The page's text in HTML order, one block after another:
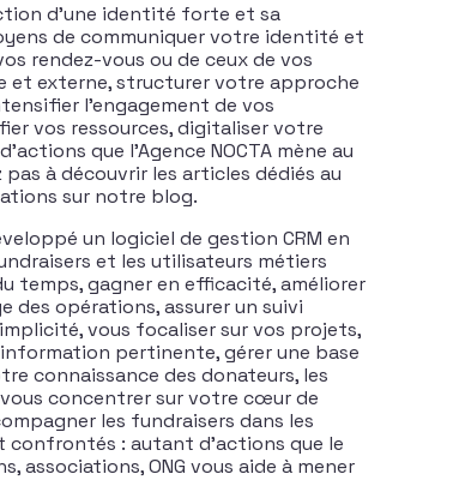
d’une identité forte et sa
de communiquer votre identité et
rendez-vous ou de ceux de vos
et externe, structurer votre approche
l’engagement de vos
vos ressources, digitaliser votre
que l’Agence NOCTA mène au
à découvrir les articles dédiés au
sur notre blog.
un logiciel de gestion CRM en
et les utilisateurs métiers
temps, gagner en efficacité, améliorer
des opérations, assurer un suivi
vous focaliser sur vos projets,
pertinente, gérer une base
connaissance des donateurs, les
concentrer sur votre cœur de
les fundraisers dans les
confrontés : autant d’actions que le
associations, ONG vous aide à mener